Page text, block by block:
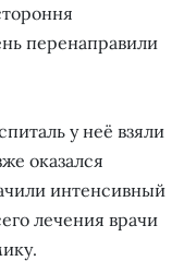
перенаправили
у неё взяли
оказался
интенсивный
лечения врачи